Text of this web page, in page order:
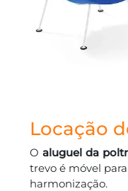
Locação
O aluguel da
trevo é móvel
harmonização.